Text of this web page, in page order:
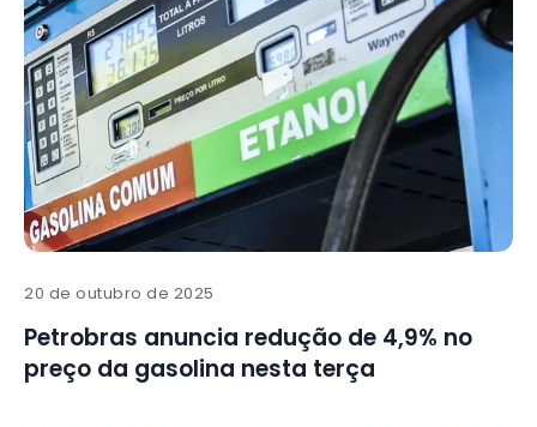
20 de outubro de 2025
Petrobras anuncia redução de 4,9% no
preço da gasolina nesta terça